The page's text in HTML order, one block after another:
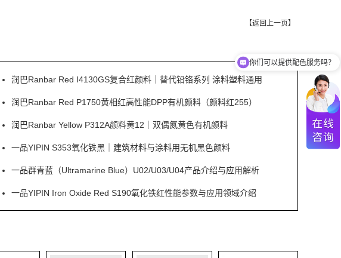
【返回上一页】
润巴Ranbar Red I4130GS复合红颜料｜替代铅铬系列 涂料塑料通用
润巴Ranbar Red P1750黄相红高性能DPP有机颜料（颜料红255）
润巴Ranbar Yellow P312A颜料黄12｜双偶氮黄色有机颜料
一品YIPIN S353氧化铁黑｜建筑材料与涂料用无机黑色颜料
一品群青蓝（Ultramarine Blue）U02/U03/U04产品介绍与应用解析
一品YIPIN Iron Oxide Red S190氧化铁红性能参数与应用领域介绍
你们可以提供配色服务吗？